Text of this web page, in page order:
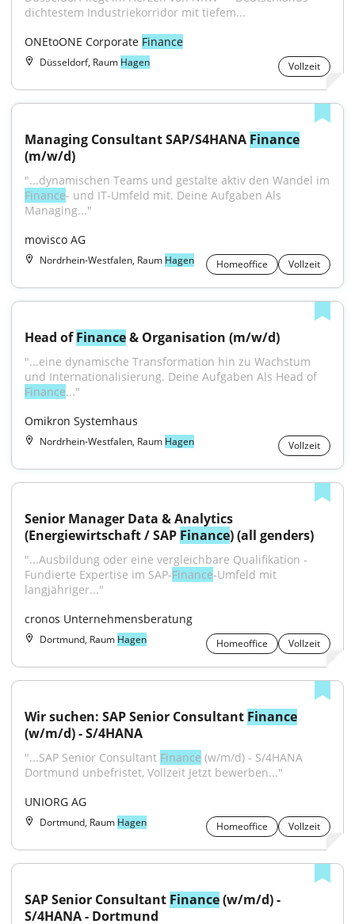
dichtestem Industriekorridor mit tiefem...
ONEtoONE Corporate Finance
Düsseldorf, Raum Hagen Vollzeit
Managing Consultant SAP/S4HANA Finance
(m/w/d)
Finance- und IT-Umfeld mit. Deine Aufgaben Als
Managing..."
movisco AG
Nordrhein-Westfalen, Raum Hagen Homeoffice Vollzeit
Head of Finance & Organisation (m/w/d)
"...eine dynamische Transformation hin zu Wachstum
Finance..."
Omikron Systemhaus
Nordrhein-Westfalen, Raum Hagen Vollzeit
Senior Manager Data & Analytics
(Energiewirtschaft / SAP Finance) (all genders)
"...Ausbildung oder eine vergleichbare Qualifikation -
Fundierte Expertise im SAP-Finance-Umfeld mit
langjähriger..."
cronos Unternehmensberatung
Dortmund, Raum Hagen Homeoffice Vollzeit
Wir suchen: SAP Senior Consultant Finance
(w/m/d) - S/4HANA
"...SAP Senior Consultant Finance (w/m/d) - S/4HANA
Dortmund unbefristet, Vollzeit Jetzt bewerben..."
UNIORG AG
Dortmund, Raum Hagen Homeoffice Vollzeit
SAP Senior Consultant Finance (w/m/d) -
S/4HANA - Dortmund